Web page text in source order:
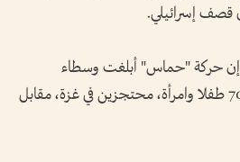
قصف إسرائيلي.
إن حركة "حماس" أبلغت وسطاء
باستعدادها للإفراج عن نحو 70 طفلا وامرأة، محتجزين في غزة، مقابل